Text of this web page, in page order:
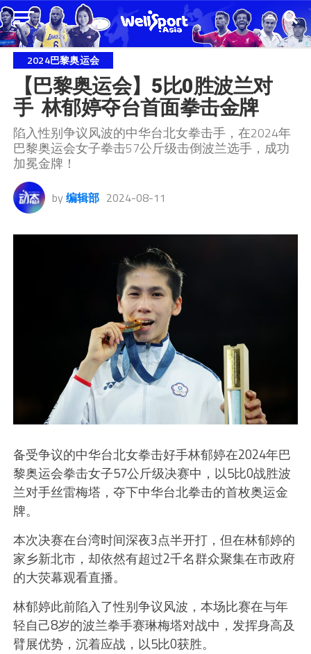
2024巴黎奥运会
【巴黎奥运会】5比0胜波兰对
手  林郁婷夺台首面拳击金牌
陷入性别争议风波的中华台北女拳击手，在2024年
巴黎奥运会女子拳击57公斤级击倒波兰选手，成功
加冕金牌！
by 编辑部 2024-08-11
备受争议的中华台北女拳击好手林郁婷在2024年巴
黎奥运会拳击女子57公斤级决赛中，以5比0战胜波
兰对手丝雷梅塔，夺下中华台北拳击的首枚奥运金
牌。
本次决赛在台湾时间深夜3点半开打，但在林郁婷的
家乡新北市，却依然有超过2千名群众聚集在市政府
的大荧幕观看直播。
林郁婷此前陷入了性别争议风波，本场比赛在与年
轻自己8岁的波兰拳手赛琳梅塔对战中，发挥身高及
臂展优势，沉着应战，以5比0获胜。